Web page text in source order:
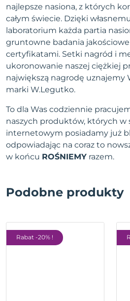
najlepsze nasiona, z których
całym świecie. Dzięki
laboratorium każda partia
gruntowne badania
certyfikatami. Setki nagród i
ukoronowanie naszej ciężkiej
największą nagrodę uznajemy
marki W.Legutko.
To dla Was codziennie
naszych produktów, których w
internetowym posiadamy już
odpowiadając na coraz to
w końcu ROŚNIEMY razem.
Podobne produkty
Rabat -20% !